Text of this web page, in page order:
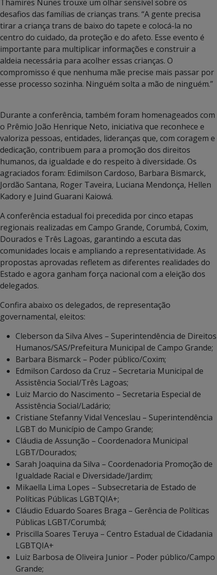
Thamires Nunes trouxe um olhar sensível sobre os
desafios das famílias de crianças trans. “A gente precisa
tirar a criança trans de baixo do tapete e colocá-la no
centro do cuidado, da proteção e do afeto. Esse evento é
importante para multiplicar informações e construir a
aldeia necessária para acolher essas crianças. O
compromisso é que nenhuma mãe precise mais passar por
esse processo sozinha. Ninguém solta a mão de ninguém.”
Durante a conferência, também foram homenageados com
o Prêmio João Henrique Neto, iniciativa que reconhece e
valoriza pessoas, entidades, lideranças que, com coragem e
dedicação, contribuem para a promoção dos direitos
humanos, da igualdade e do respeito à diversidade. Os
agraciados foram: Edimilson Cardoso, Barbara Bismarck,
Jordão Santana, Roger Taveira, Luciana Mendonça, Hellen
Kadory e Juind Guarani Kaiowá.
A conferência estadual foi precedida por cinco etapas
regionais realizadas em Campo Grande, Corumbá, Coxim,
Dourados e Três Lagoas, garantindo a escuta das
comunidades locais e ampliando a representatividade. As
propostas aprovadas refletem as diferentes realidades do
Estado e agora ganham força nacional com a eleição dos
delegados.
Confira abaixo os delegados, de representação
governamental, eleitos:
Cleberson da Silva Alves – Superintendência de Direitos
Humanos/SAS/Prefeitura Municipal de Campo Grande;
Barbara Bismarck – Poder público/Coxim;
Edmilson Cardoso da Cruz – Secretaria Municipal de
Assistência Social/Três Lagoas;
Luiz Marcio do Nascimento – Secretaria Especial de
Assistência Social/Ladário;
Cristiane Stefanny Vidal Venceslau – Superintendência
LGBT do Município de Campo Grande;
Cláudia de Assunção – Coordenadora Municipal
LGBT/Dourados;
Sarah Joaquina da Silva – Coordenadoria Promoção de
Igualdade Racial e Diversidade/Jardim;
Mikaella Lima Lopes – Subsecretaria de Estado de
Políticas Públicas LGBTQIA+;
Cláudio Eduardo Soares Braga – Gerência de Políticas
Públicas LGBT/Corumbá;
Priscilla Soares Teruya – Centro Estadual de Cidadania
LGBTQIA+
Luiz Barbosa de Oliveira Junior – Poder público/Campo
Grande;